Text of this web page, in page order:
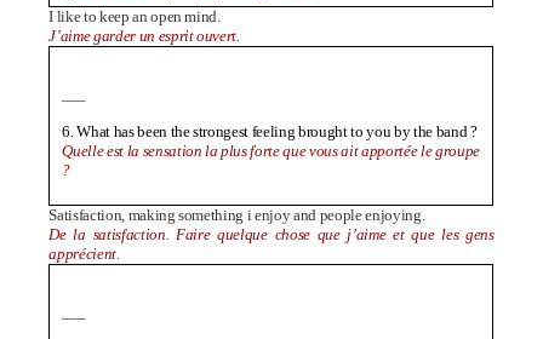
I like to keep an open mind.
J’aime garder un esprit ouvert.
—–
6.What has been the strongest feeling brought to you by the band ?
Quelle est la sensation la plus forte que vous ait apportée le groupe
?
Satisfaction, making something i enjoy and people enjoying.
De la satisfaction. Faire quelque chose que j’aime et que les gens
apprécient.
—–